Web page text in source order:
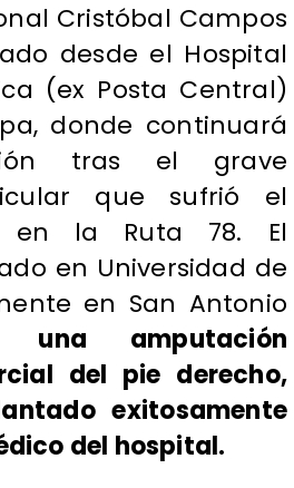
Cristóbal Campos
desde el Hospital
(ex Posta Central)
donde continuará
tras el grave
que sufrió el
en la Ruta 78. El
en Universidad de
en San Antonio
una amputación
del pie derecho,
exitosamente
del hospital.